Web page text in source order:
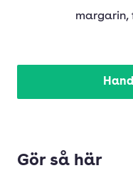
margarin,
Gör så här